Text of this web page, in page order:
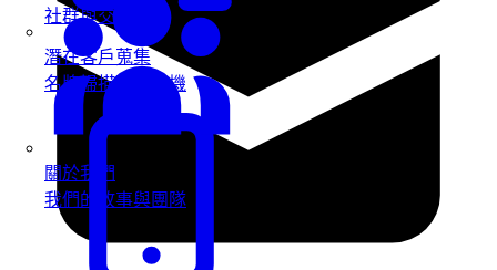
潛在客戶蒐集
名牌掃描蒐集商機
社群與交流活動
關於我們
我們的故事與團隊